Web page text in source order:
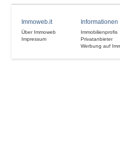
Immoweb.it
Über Immoweb
Impressum
Informationen
Immobilienprofis
Privatanbieter
Werbung auf